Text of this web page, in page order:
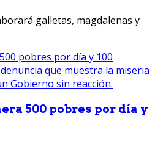
galletas, magdalenas y
500 pobres por día y